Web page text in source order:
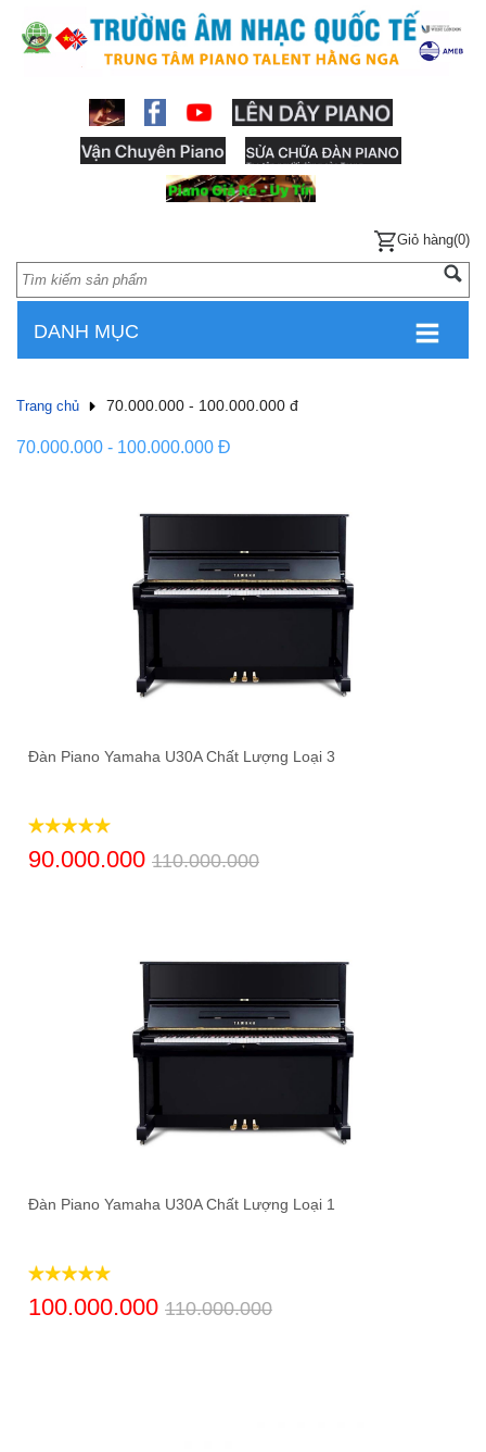
Giỏ hàng(0)
DANH MỤC
Trang chủ 70.000.000 - 100.000.000 đ
70.000.000 - 100.000.000 Đ
Đàn Piano Yamaha U30A Chất Lượng Loại 3
90.000.000 110.000.000
Đàn Piano Yamaha U30A Chất Lượng Loại 1
100.000.000 110.000.000